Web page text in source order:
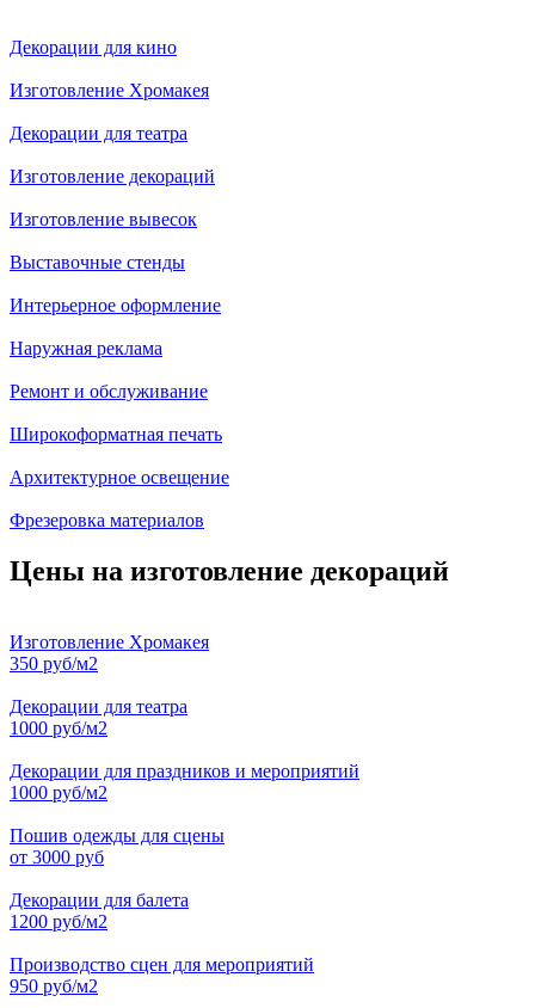
Декорации для кино
Изготовление Хромакея
Декорации для театра
Изготовление декораций
Изготовление вывесок
Выставочные стенды
Интерьерное оформление
Наружная реклама
Ремонт и обслуживание
Широкоформатная печать
Архитектурное освещение
Фрезеровка материалов
Цены на изготовление декораций
Изготовление Хромакея
350 руб/м2
Декорации для театра
1000 руб/м2
Декорации для праздников и мероприятий
1000 руб/м2
Пошив одежды для сцены
от 3000 руб
Декорации для балета
1200 руб/м2
Производство сцен для мероприятий
950 руб/м2